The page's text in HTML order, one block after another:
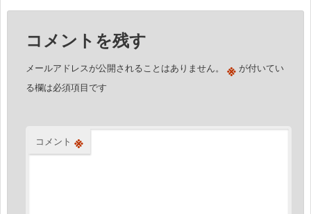
コメントを残す
メールアドレスが公開されることはありません。 ※が付いてい
る欄は必須項目です
コメント ※